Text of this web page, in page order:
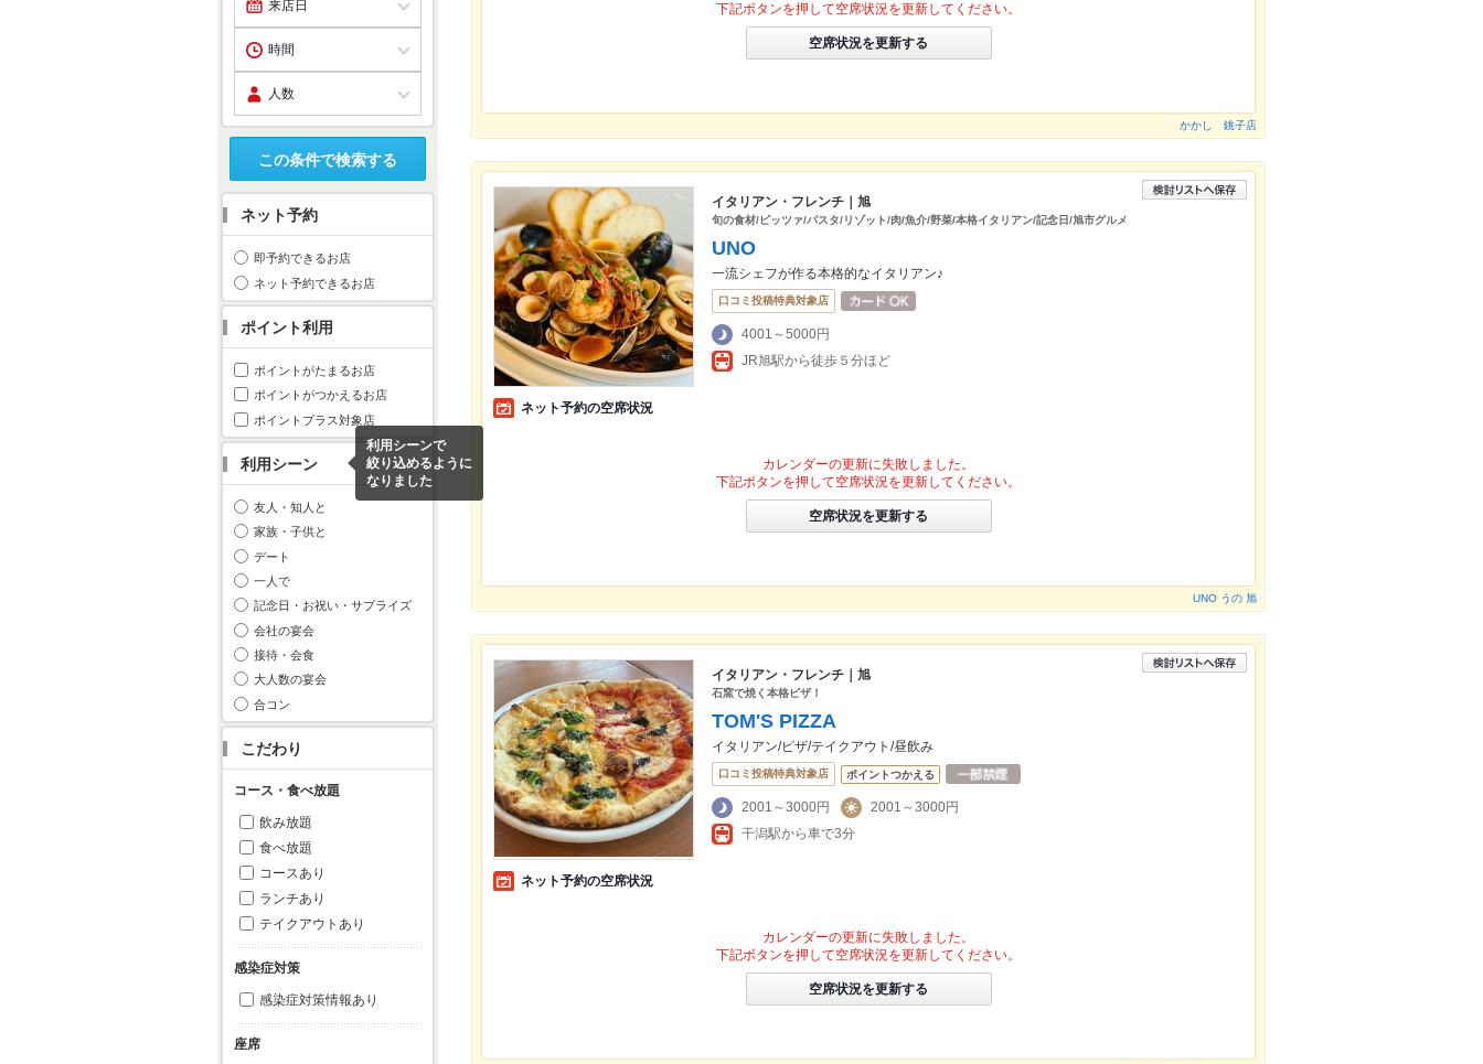
この条件で検索する
ネット予約
即予約できるお店
ネット予約できるお店
ポイント利用
ポイントがたまるお店
ポイントがつかえるお店
ポイントプラス対象店
利用シーン
利用シーンで
絞り込めるように
なりました
友人・知人と
家族・子供と
デート
一人で
記念日・お祝い・サプライズ
会社の宴会
接待・会食
大人数の宴会
合コン
こだわり
コース・食べ放題
飲み放題
食べ放題
コースあり
ランチあり
テイクアウトあり
感染症対策
感染症対策情報あり
座席
下記ボタンを押して空席状況を更新してください。
空席状況を更新する
かかし 銚子店
イタリアン・フレンチ｜旭
旬の食材/ピッツァ/パスタ/リゾット/肉/魚介/野菜/本格イタリアン/記念日/旭市グルメ
UNO
一流シェフが作る本格的なイタリアン♪
口コミ投稿特典対象店
4001～5000円
JR旭駅から徒歩５分ほど
ネット予約の空席状況
カレンダーの更新に失敗しました。
下記ボタンを押して空席状況を更新してください。
空席状況を更新する
UNO うの 旭
イタリアン・フレンチ｜旭
石窯で焼く本格ピザ！
TOM'S PIZZA
イタリアン/ピザ/テイクアウト/昼飲み
口コミ投稿特典対象店 ポイントつかえる
2001～3000円
2001～3000円
干潟駅から車で3分
ネット予約の空席状況
カレンダーの更新に失敗しました。
下記ボタンを押して空席状況を更新してください。
空席状況を更新する